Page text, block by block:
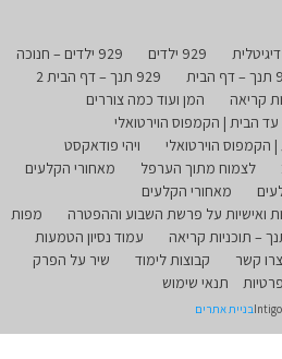
929 ילדים
929 ילדים – חנוכה
929 תנך – דף הבית 2
קריאה
המן ועוד כמה צוררים
הבית | הקמפוס הוירטואלי
הקמפוס הוירטואלי
ויהי פודאקסט
לצמוח מתוך הערפל
מאחורי הקלעים
מאחורי הקלעים
ואישיות על פרשת השבוע וההפטרה
מפות
– תוכניות קריאה
עמוד נסיון הטמעות
צרו קשר קבוצות לימוד
שיר על הפרק
תנאי שימוש
בניית אתרים